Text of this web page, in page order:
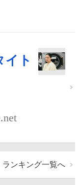
イト
ランキング一覧へ